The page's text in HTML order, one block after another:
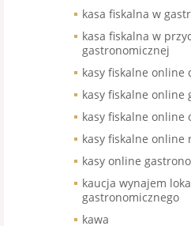
kasa fiskalna w
kasa fiskalna w
gastronomicznej
kasy fiskalne online
kasy fiskalne online
kasy fiskalne online
kasy fiskalne online
kasy online
kaucja wynajem
gastronomicznego
kawa